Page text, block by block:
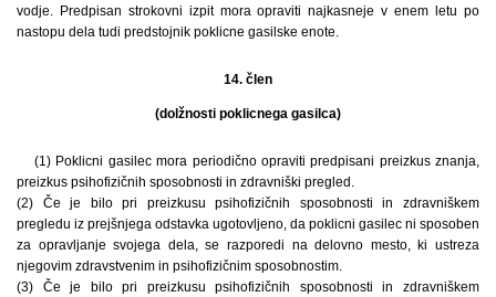
vodje. Predpisan strokovni izpit mora opraviti najkasneje v enem letu po
nastopu dela tudi predstojnik poklicne gasilske enote.
14. člen
(dolžnosti poklicnega gasilca)
(1) Poklicni gasilec mora periodično opraviti predpisani preizkus znanja,
preizkus psihofizičnih sposobnosti in zdravniški pregled.
(2) Če je bilo pri preizkusu psihofizičnih sposobnosti in zdravniškem
pregledu iz prejšnjega odstavka ugotovljeno, da poklicni gasilec ni sposoben
za opravljanje svojega dela, se razporedi na delovno mesto, ki ustreza
njegovim zdravstvenim in psihofizičnim sposobnostim.
(3) Če je bilo pri preizkusu psihofizičnih sposobnosti in zdravniškem